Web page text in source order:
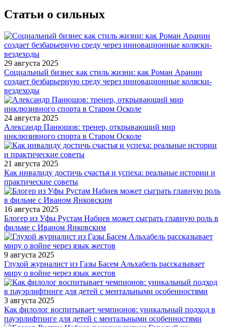
Статьи о сильных
29 августа 2025
Социальный бизнес как стиль жизни: как Роман Аранин
создает безбарьерную среду через инновационные коляски-
вездеходы
24 августа 2025
Александр Панюшов: тренер, открывающий мир
инклюзивного спорта в Старом Осколе
21 августа 2025
Как инвалиду достичь счастья и успеха: реальные истории и
практические советы
16 августа 2025
Блогер из Уфы Рустам Набиев может сыграть главную роль в
фильме с Иваном Янковским
9 августа 2025
Глухой журналист из Газы Басем Альхабель рассказывает
миру о войне через язык жестов
3 августа 2025
Как филолог воспитывает чемпионов: уникальный подход в
пауэрлифтинге для детей с ментальными особенностями